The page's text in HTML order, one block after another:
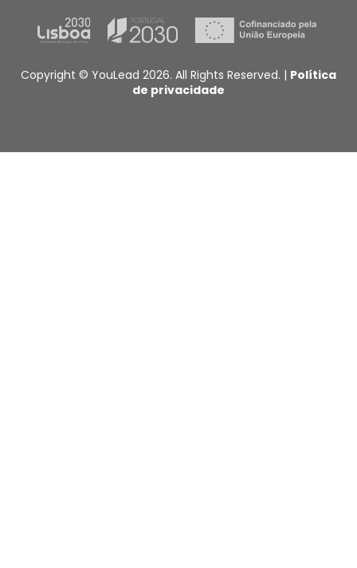
Copyright © YouLead 2026. All Rights Reserved. | Política
de privacidade